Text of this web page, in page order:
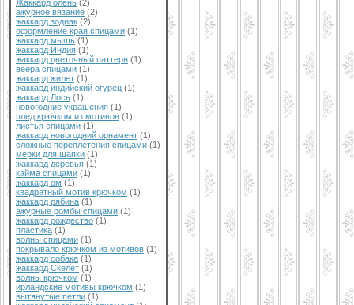
Жаккард олень (2)
ажурное вязание (2)
жаккард зодиак (2)
оформление края спицами (1)
жаккард мышь (1)
жаккард Индия (1)
жаккард цветочный паттерн (1)
веера спицами (1)
жаккард жилет (1)
жаккард индийский огурец (1)
жаккард Лось (1)
новогодние украшения (1)
плед крючком из мотивов (1)
листья спицами (1)
жаккард новогодний орнамент (1)
сложные переплетения спицами (1)
мерки для шапки (1)
жаккард деревья (1)
кайма спицами (1)
жаккард ом (1)
квадратный мотив крючком (1)
жаккард рябина (1)
ажурные ромбы спицами (1)
жаккард рождество (1)
пластика (1)
волны спицами (1)
покрывало крючком из мотивов (1)
жаккард собака (1)
жаккард Скелет (1)
волны крючком (1)
ирландские мотивы крючком (1)
вытянутые петли (1)